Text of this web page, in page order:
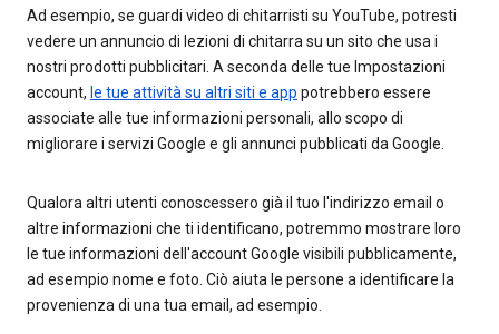
Ad esempio, se guardi video di chitarristi su YouTube, potresti
vedere un annuncio di lezioni di chitarra su un sito che usa i
nostri prodotti pubblicitari. A seconda delle tue Impostazioni
account, le tue attività su altri siti e app potrebbero essere
associate alle tue informazioni personali, allo scopo di
migliorare i servizi Google e gli annunci pubblicati da Google.
Qualora altri utenti conoscessero già il tuo l'indirizzo email o
altre informazioni che ti identificano, potremmo mostrare loro
le tue informazioni dell'account Google visibili pubblicamente,
ad esempio nome e foto. Ciò aiuta le persone a identificare la
provenienza di una tua email, ad esempio.